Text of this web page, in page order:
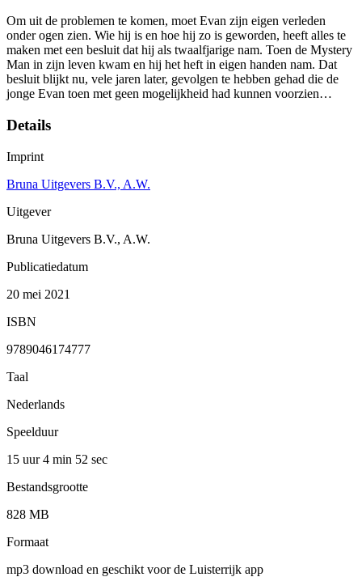
Om uit de problemen te komen, moet Evan zijn eigen verleden
onder ogen zien. Wie hij is en hoe hij zo is geworden, heeft alles te
maken met een besluit dat hij als twaalfjarige nam. Toen de Mystery
Man in zijn leven kwam en hij het heft in eigen handen nam. Dat
besluit blijkt nu, vele jaren later, gevolgen te hebben gehad die de
jonge Evan toen met geen mogelijkheid had kunnen voorzien…
Details
Imprint
Bruna Uitgevers B.V., A.W.
Uitgever
Bruna Uitgevers B.V., A.W.
Publicatiedatum
20 mei 2021
ISBN
9789046174777
Taal
Nederlands
Speelduur
15 uur 4 min 52 sec
Bestandsgrootte
828 MB
Formaat
mp3 download en geschikt voor de Luisterrijk app